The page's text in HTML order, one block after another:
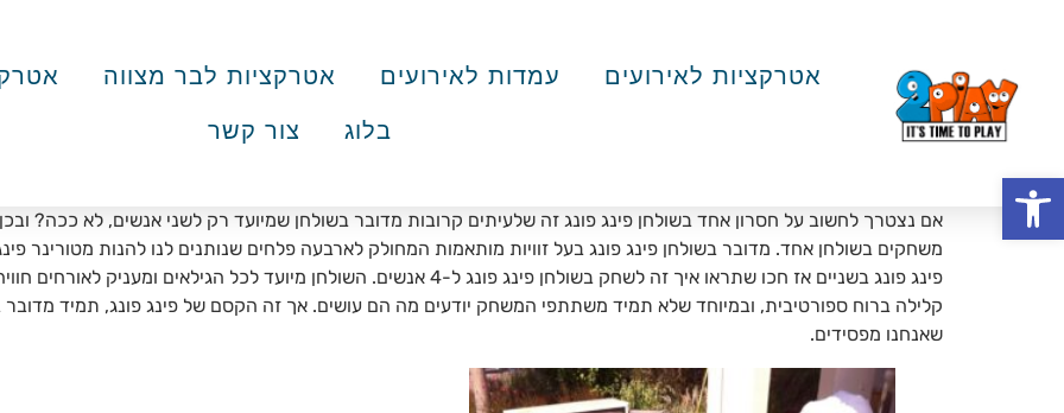
אטרקציות לאירועים עמדות לאירועים אטרקציות לבר מצווה
בלוג צור קשר
משחקים בשולחן אחד. מדובר בשולחן פינג פונג בעל זוויות מותאמות המחולק לארבעה פלחים שנותנים לנו להנות
פינג פונג בשניים אז חכו שתראו איך זה לשחק בשולחן פינג פונג ל-4 אנשים. השולחן
קלילה ברוח ספורטיבית, ובמיוחד שלא תמיד משתתפי המשחק יודעים מה הם עושים. אך זה הקסם של פינג פונג, תמיד
שאנחנו מפסידים.
פתח סרגל נגישות